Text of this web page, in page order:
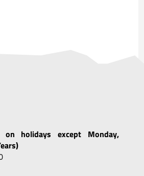
holidays except Monday,